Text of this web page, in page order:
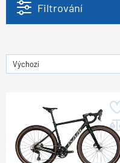
Filtrování
Výchozí